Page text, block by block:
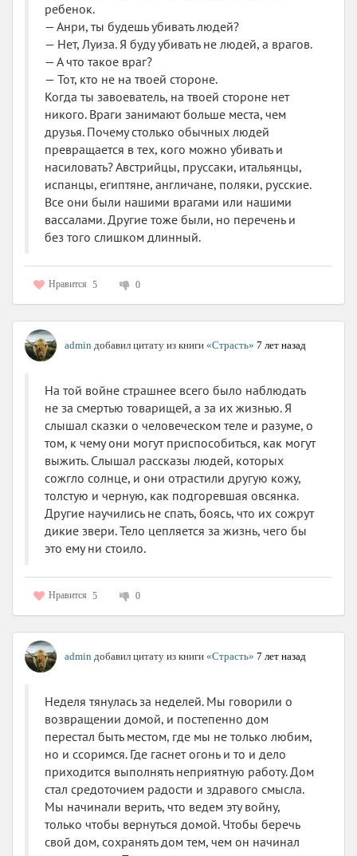
ребенок.
— Анри, ты будешь убивать людей?
— Нет, Луиза. Я буду убивать не людей, а врагов.
— А что такое враг?
— Тот, кто не на твоей стороне.
Когда ты завоеватель, на твоей стороне нет
никого. Враги занимают больше места, чем
друзья. Почему столько обычных людей
превращается в тех, кого можно убивать и
насиловать? Австрийцы, пруссаки, итальянцы,
испанцы, египтяне, англичане, поляки, русские.
Все они были нашими врагами или нашими
вассалами. Другие тоже были, но перечень и
без того слишком длинный.
Нравится 5 0
admin добавил цитату из книги «Страсть» 7 лет назад
На той войне страшнее всего было наблюдать
не за смертью товарищей, а за их жизнью. Я
слышал сказки о человеческом теле и разуме, о
том, к чему они могут приспособиться, как могут
выжить. Слышал рассказы людей, которых
сожгло солнце, и они отрастили другую кожу,
толстую и черную, как подгоревшая овсянка.
Другие научились не спать, боясь, что их сожрут
дикие звери. Тело цепляется за жизнь, чего бы
это ему ни стоило.
Нравится 5 0
admin добавил цитату из книги «Страсть» 7 лет назад
Неделя тянулась за неделей. Мы говорили о
возвращении домой, и постепенно дом
перестал быть местом, где мы не только любим,
но и ссоримся. Где гаснет огонь и то и дело
приходится выполнять неприятную работу. Дом
стал средоточием радости и здравого смысла.
Мы начинали верить, что ведем эту войну,
только чтобы вернуться домой. Чтобы беречь
свой дом, сохранять дом тем, чем он начинал